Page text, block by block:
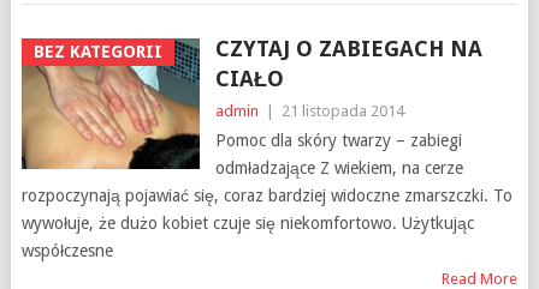
BEZ KATEGORII
CZYTAJ O ZABIEGACH NA
CIAŁO
admin 21 listopada 2014
Pomoc dla skóry twarzy – zabiegi
odmładzające Z wiekiem, na cerze
rozpoczynają pojawiać się, coraz bardziej widoczne zmarszczki. To
wywołuje, że dużo kobiet czuje się niekomfortowo. Użytkując
współczesne
Read More